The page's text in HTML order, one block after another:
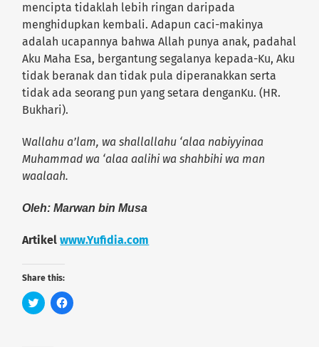
mencipta tidaklah lebih ringan daripada
menghidupkan kembali. Adapun caci-makinya
adalah ucapannya bahwa Allah punya anak, padahal
Aku Maha Esa, bergantung segalanya kepada-Ku, Aku
tidak beranak dan tidak pula diperanakkan serta
tidak ada seorang pun yang setara denganKu. (HR.
Bukhari).
Wallahu a’lam, wa shallallahu ‘alaa nabiyyinaa
Muhammad wa ‘alaa aalihi wa shahbihi wa man
waalaah.
Oleh: Marwan bin Musa
Artikelwww.Yufidia.com
Share this:
C
l
C
l